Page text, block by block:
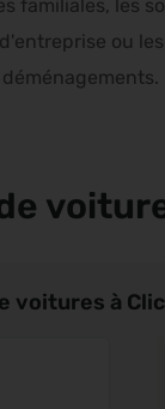
familiales, les
d'entreprise ou les
déménagements.
voitures à